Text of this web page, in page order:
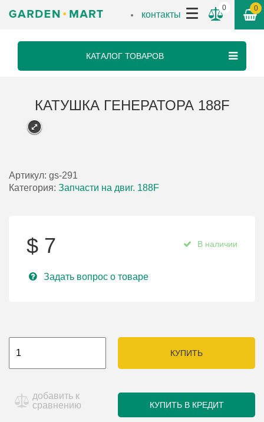
контакты
0 0
КАТАЛОГ ТОВАРОВ
КАТУШКА ГЕНЕРАТОРА 188F
Артикул: gs-291
Категория: Запчасти на двиг. 188F
$ 7 В наличии
Задать вопрос о товаре
КУПИТЬ
добавить к
сравнению
КУПИТЬ В КРЕДИТ